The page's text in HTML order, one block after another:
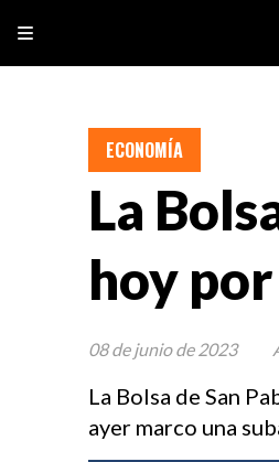
La
hoy
La Bolsa de San
ayer marco una
ECONOMÍA
08 de junio de 2023